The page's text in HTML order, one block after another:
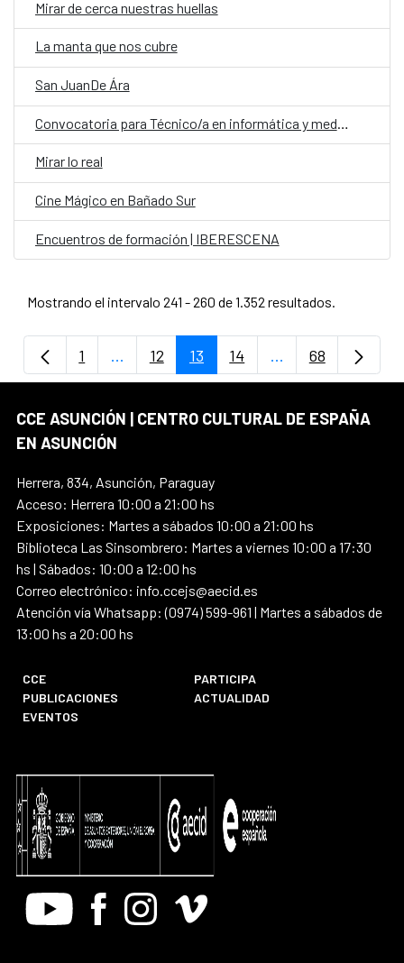
Mirar de cerca nuestras huellas
La manta que nos cubre
San JuanDe Ára
Mirar lo real
Cine Mágico en Bañado Sur
Encuentros de formación | IBERESCENA
Mostrando el intervalo 241 - 260 de 1.352 resultados.
Página
1 ...Páginas intermedias Use TAB para
Página
12 Página
13 Página
14 ...PáginasPágina
68
CCE ASUNCIÓN | CENTRO CULTURAL DE ESPAÑA
EN ASUNCIÓN
Herrera, 834, Asunción, Paraguay
Acceso: Herrera 10:00 a 21:00 hs
Exposiciones: Martes a sábados 10:00 a 21:00 hs
Biblioteca Las Sinsombrero: Martes a viernes 10:00 a 17:30
hs | Sábados: 10:00 a 12:00 hs
Correo electrónico: info.ccejs@aecid.es
Atención vía Whatsapp: (0974) 599-961 | Martes a sábados de
13:00 hs a 20:00 hs
CCE
PARTICIPA
PUBLICACIONES
ACTUALIDAD
EVENTOS
Youtube FacebookInstagram
Vimeo